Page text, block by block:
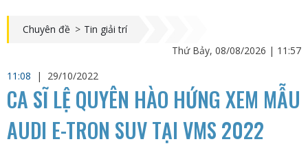
Chuyên đề > Tin giải trí
Thứ Bảy, 08/08/2026 | 11:57
11:08
| 29/10/2022
CA SĨ LỆ QUYÊN HÀO HỨNG XEM MẪU
AUDI E-TRON SUV TẠI VMS 2022